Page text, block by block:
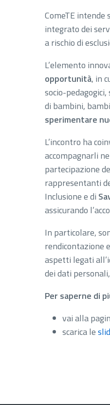
ComeTE
integrato dei
a rischio di
L’elemento
opportunità, in
socio-
di bambini,
sperimentare
L’incontro ha
accompagnarli
partecipazione
rappresentanti
Inclusione e di
assicurando
In particolare,
rendicontazione
aspetti legati
dei dati
Per saperne di
vai alla
scarica le